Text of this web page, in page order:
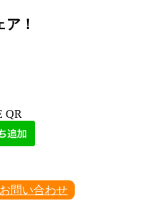
ア！
問い合わせ